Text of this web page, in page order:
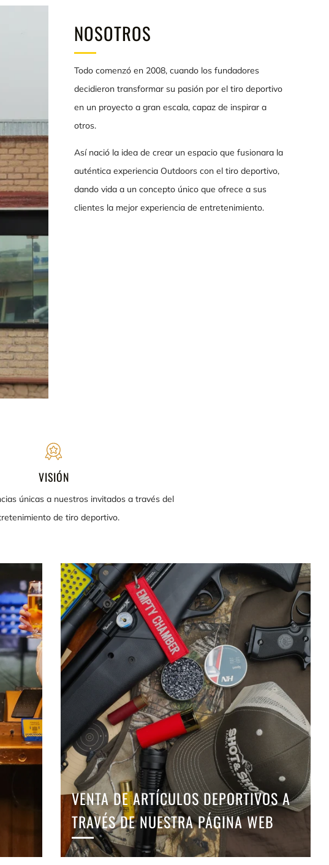
NOSOTROS
Todo comenzó en 2008, cuando los fundadores
decidieron transformar su pasión por el tiro deportivo
en un proyecto a gran escala, capaz de inspirar a
otros.
Así nació la idea de crear un espacio que fusionara la
auténtica experiencia Outdoors con el tiro deportivo,
dando vida a un concepto único que ofrece a sus
clientes la mejor experiencia de entretenimiento.
VISIÓN
únicas a nuestros invitados a través del
de tiro deportivo.
VENTA DE ARTÍCULOS DEPORTIVOS A
TRAVÉS DE NUESTRA PÁGINA WEB